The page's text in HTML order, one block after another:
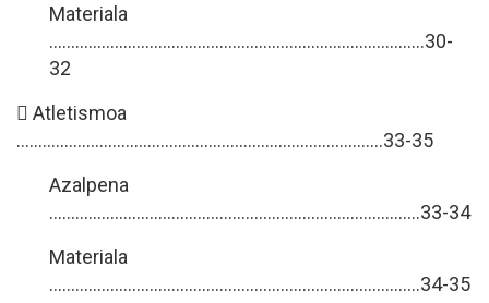
Materiala
……………………………………………………………………….....30-
32
 Atletismoa
………………………………………………………………………...33-35
Azalpena
………………………………………………………………………….33-34
Materiala
………………………………………………………………………….34-35